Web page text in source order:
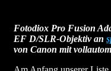
Fotodiox Pro Fusion
EF D/SLR-Objektiv an
von Canon mit